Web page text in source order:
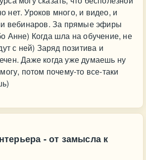
нет. Уроков много, и видео, и
вебинаров. За прямые эфиры
Анне) Когда шла на обучение, не
с ней) Заряд позитива и
Даже когда уже думаешь ну
потом почему-то все-таки
- от замысла к